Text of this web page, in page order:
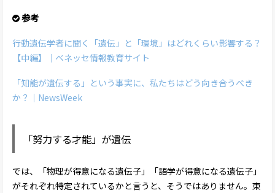
参考
行動遺伝学者に聞く「遺伝」と「環境」はどれくらい影響する？
【中編】｜ベネッセ情報教育サイト
「知能が遺伝する」という事実に、私たちはどう向き合うべき
か？｜NewsWeek
「努力する才能」が遺伝
では、「物理が得意になる遺伝子」「語学が得意になる遺伝子」
がそれぞれ特定されているかと言うと、そうではありません。東